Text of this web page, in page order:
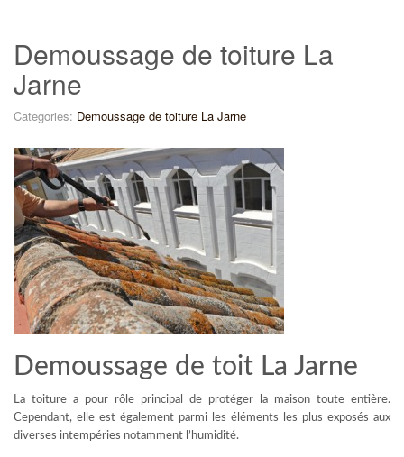
Demoussage de toiture La
Jarne
Categories: Demoussage de toiture La Jarne
Demoussage de toit La Jarne
La toiture a pour rôle principal de protéger la maison toute entière.
Cependant, elle est également parmi les éléments les plus exposés aux
diverses intempéries notamment l’humidité.